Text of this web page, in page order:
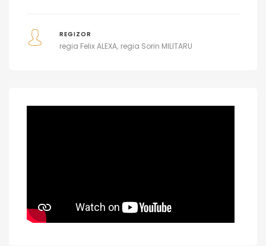
REGIZOR
regia Felix ALEXA regia Sorin MILITARU